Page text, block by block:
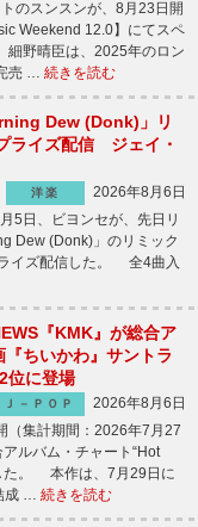
のスンスンが、8月23日開
Weekend 12.0】にてスペ
野晴臣は、2025年のロン
売 … 続きを読む
Dew (Donk)」リ
ライズ配信 ジェイ・
洋楽
2026年8月6日
5日、ビヨンセが、先日リ
Dew (Donk)」のリミック
イズ配信した。 全4曲入
『KMK』が総合ア
ちいかわ』サントラ
位に登場
Ｊ－ＰＯＰ
2026年8月6日
集計期間：2026年7月27
ルバム・チャート“Hot
た。 本作は、7月29日に
成 … 続きを読む